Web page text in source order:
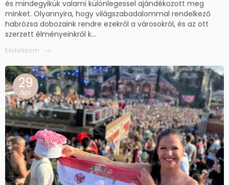
és mindegyikük valami különlegessel ajándékozott meg
minket. Olyannyira, hogy világszabadalommal rendelkező
habrózsa dobozaink rendre ezekről a városokról, és az ott
szerzett élményeinkről k...
Elolvasom
29
ápr